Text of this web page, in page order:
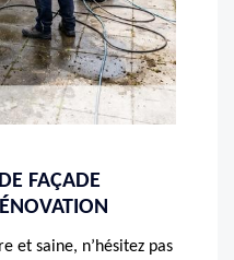
FAÇADE
et saine, n’hésitez pas